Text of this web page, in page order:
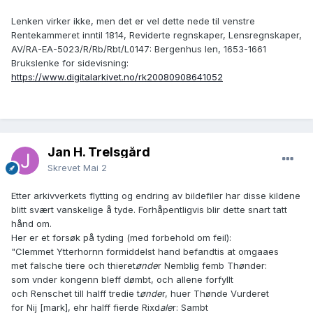
Lenken virker ikke, men det er vel dette nede til venstre
Rentekammeret inntil 1814, Reviderte regnskaper, Lensregnskaper,
AV/RA-EA-5023/R/Rb/Rbt/L0147: Bergenhus len, 1653-1661
Brukslenke for sidevisning:
https://www.digitalarkivet.no/rk20080908641052
Jan H. Trelsgård
Skrevet Mai 2
Etter arkivverkets flytting og endring av bildefiler har disse kildene
blitt svært vanskelige å tyde. Forhåpentligvis blir dette snart tatt
hånd om.
Her er et forsøk på tyding (med forbehold om feil):
"Clemmet Ytterhornn formiddelst hand befandtis at omgaaes
met falsche tiere och thieretønder Nemblig femb Thønder:
som vnder kongenn bleff dømbt, och allene forfyllt
och Renschet till halff tredie tønder, huer Thønde Vurderet
for Nij [mark], ehr halff fierde Rixdaler: Sambt